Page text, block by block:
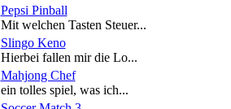
Pepsi Pinball
Mit welchen Tasten Steuer...
Slingo Keno
Hierbei fallen mir die Lo...
Mahjong Chef
ein tolles spiel, was ich...